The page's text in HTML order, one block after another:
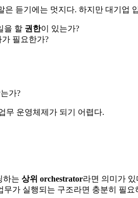
듣기에는 멋지다. 하지만 대기업
을 할 권한이 있는가?
필요한가?
가?
무 운영체제가 되기 어렵다.
하는 상위 orchestrator라면 의미가
가 실행되는 구조라면 충분히 필요